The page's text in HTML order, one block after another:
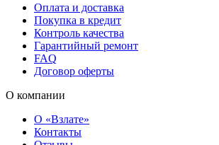
Оплата и доставка
Покупка в кредит
Контроль качества
Гарантийный ремонт
FAQ
Договор оферты
О компании
О «Взлате»
Контакты